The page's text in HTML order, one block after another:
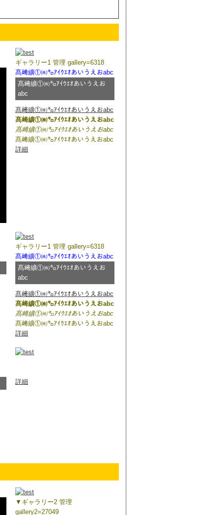
ギャラリー1 管理 gallery=6318
髙﨑纊①㈱㌔ｱｲｳｴｵあいうえおabc
髙﨑纊①㈱㌔ｱｲｳｴｵあいうえお
abc
髙﨑纊①㈱㌔ｱｲｳｴｵあいうえおabc
髙﨑纊①㈱㌔ｱｲｳｴｵあいうえおabc
髙﨑纊①㈱㌔ｱｲｳｴｵあいうえおabc
髙﨑纊①㈱㌔ｱｲｳｴｵあいうえおabc
詳細
ギャラリー1 管理 gallery=6318
髙﨑纊①㈱㌔ｱｲｳｴｵあいうえおabc
髙﨑纊①㈱㌔ｱｲｳｴｵあいうえお
abc
髙﨑纊①㈱㌔ｱｲｳｴｵあいうえおabc
髙﨑纊①㈱㌔ｱｲｳｴｵあいうえおabc
髙﨑纊①㈱㌔ｱｲｳｴｵあいうえおabc
髙﨑纊①㈱㌔ｱｲｳｴｵあいうえおabc
詳細
詳細
▼ギャラリー2 管理
gallery2=27049